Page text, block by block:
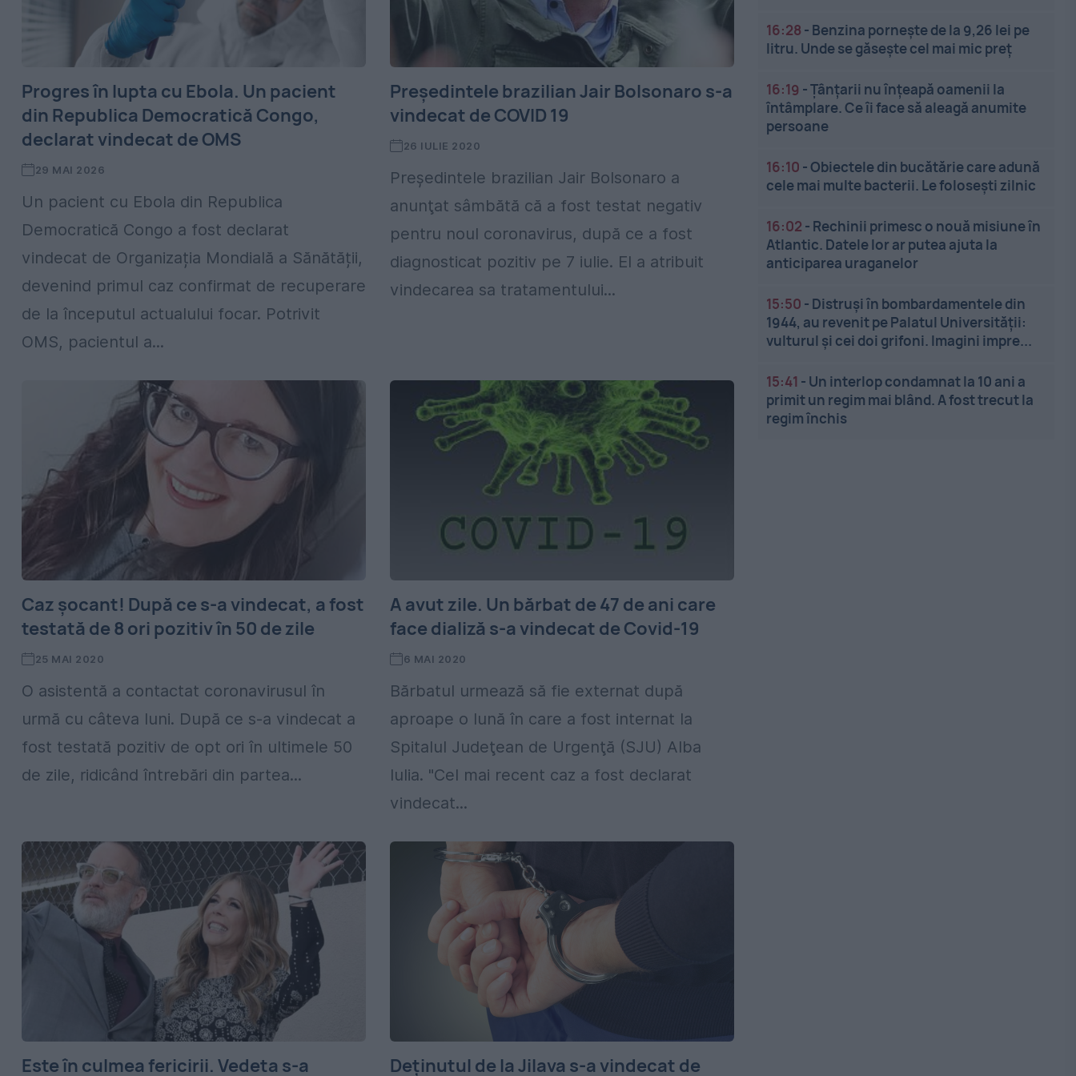
Progres în lupta cu Ebola. Un pacient
din Republica Democratică Congo,
declarat vindecat de OMS
29 MAI 2026
Un pacient cu Ebola din Republica
Democratică Congo a fost declarat
vindecat de Organizația Mondială a Sănătății,
devenind primul caz confirmat de recuperare
de la începutul actualului focar. Potrivit
OMS, pacientul a...
Preşedintele brazilian Jair Bolsonaro s-a
vindecat de COVID 19
26 IULIE 2020
Preşedintele brazilian Jair Bolsonaro a
anunţat sâmbătă că a fost testat negativ
pentru noul coronavirus, după ce a fost
diagnosticat pozitiv pe 7 iulie. El a atribuit
vindecarea sa tratamentului...
Caz șocant! După ce s-a vindecat, a fost
testată de 8 ori pozitiv în 50 de zile
25 MAI 2020
O asistentă a contactat coronavirusul în
urmă cu câteva luni. După ce s-a vindecat a
fost testată pozitiv de opt ori în ultimele 50
de zile, ridicând întrebări din partea...
A avut zile. Un bărbat de 47 de ani care
face dializă s-a vindecat de Covid-19
6 MAI 2020
Bărbatul urmează să fie externat după
aproape o lună în care a fost internat la
Spitalul Judeţean de Urgenţă (SJU) Alba
Iulia. "Cel mai recent caz a fost declarat
vindecat...
Este în culmea fericirii. Vedeta s-a
Deținutul de la Jilava s-a vindecat de
16:28 - Benzina pornește de la 9,26 lei pe
litru. Unde se găsește cel mai mic preț
16:19 -Țânțarii nu înțeapă oamenii la
întâmplare. Ce îi face să aleagă anumite
persoane
16:10 -Obiectele din bucătărie care adună
cele mai multe bacterii. Le folosești zilnic
16:02 - Rechinii primesc o nouă misiune în
Atlantic. Datele lor ar putea ajuta la
anticiparea uraganelor
15:50 - Distruși în bombardamentele din
1944, au revenit pe Palatul Universității:
vulturul și cei doi grifoni. Imagini impre...
15:41 - Un interlop condamnat la 10 ani a
primit un regim mai blând. A fost trecut la
regim închis